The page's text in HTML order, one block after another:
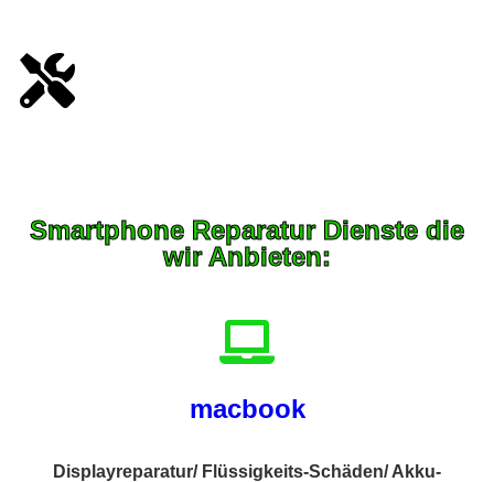
Smartphone Reparatur Dienste die
wir Anbieten:
macbook
Displayreparatur/ Flüssigkeits-Schäden/ Akku-